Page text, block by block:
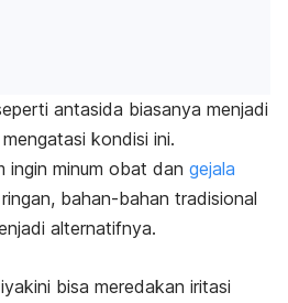
antasida biasanya menjadi
kondisi ini.
ingin minum obat dan gejala
bahan-bahan tradisional
alternatifnya.
bisa meredakan iritasi